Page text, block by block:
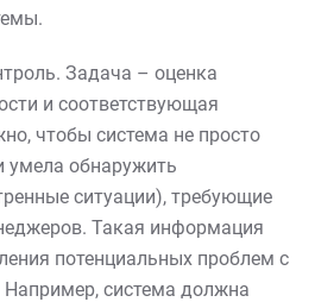
Задача – оценка
и соответствующая
чтобы система не просто
умела обнаружить
ситуации), требующие
Такая информация
потенциальных проблем с
Например, система должна